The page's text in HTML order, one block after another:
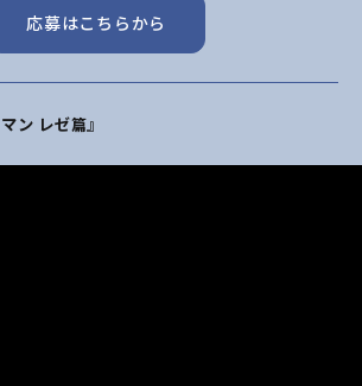
応募はこちらから
ン レゼ篇』